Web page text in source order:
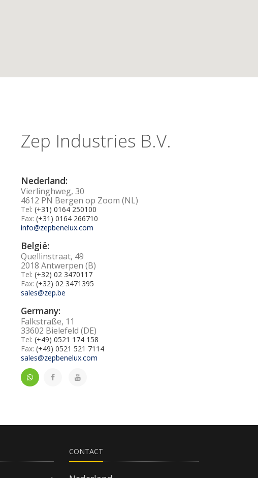
Zep Industries B.V.
Nederland:
Vierlinghweg, 30
4612 PN Bergen op Zoom (NL)
Tel: (+31) 0164 250100
Fax: (+31) 0164 266710
info@zepbenelux.com
België:
Quellinstraat, 49
2018 Antwerpen (B)
Tel: (+32) 02 3470117
Fax: (+32) 02 3471395
sales@zep.be
Germany:
Falkstraße, 11
33602 Bielefeld (DE)
Tel: (+49) 0521 174 158
Fax: (+49) 0521 521 7114
sales@zepbenelux.com
CONTACT